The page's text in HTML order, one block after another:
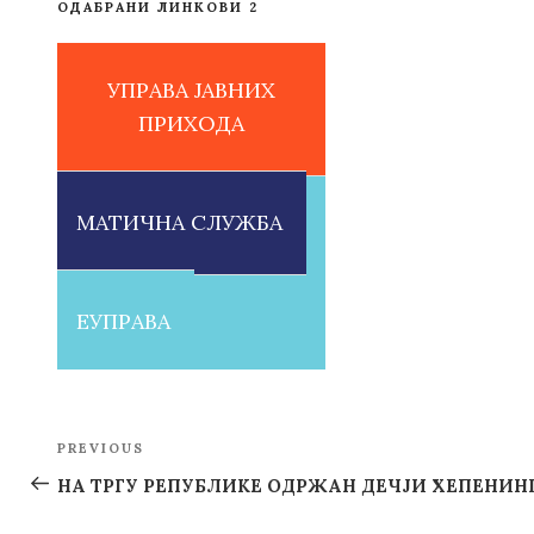
ОДАБРАНИ ЛИНКОВИ 2
УПРАВА ЈАВНИХ
ПРИХОДА
МАТИЧНА СЛУЖБА
ЕУПРАВА
Post
navigation
Previous
Post
PREVIOUS
НА ТРГУ РЕПУБЛИКЕ ОДРЖАН ДЕЧЈИ